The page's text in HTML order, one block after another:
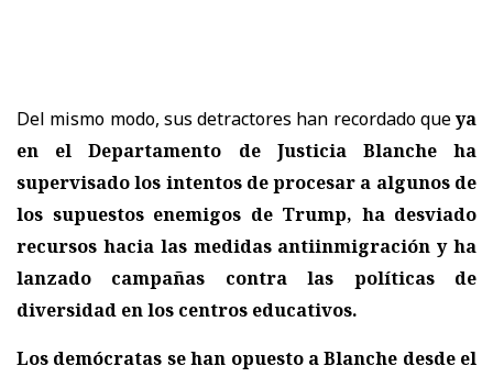
Del mismo modo, sus detractores han recordado queya
en el Departamento de Justicia Blanche ha
supervisado los intentos de procesar a algunos de
los supuestos enemigos de Trump, ha desviado
recursos hacia las medidas antiinmigración y ha
lanzado campañas contra las políticas de
diversidad en los centros educativos.
Los demócratas se han opuesto a Blanche desde el